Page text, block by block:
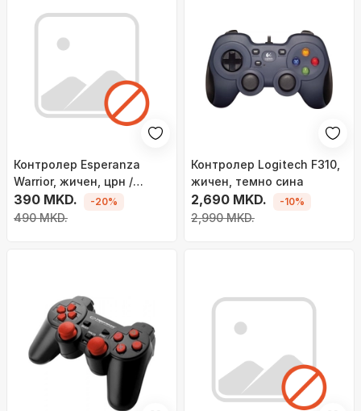
Контролер Esperanza
Warrior, жичен, црн /
црвен
390 MKD.
490 MKD.
-20%
Контролер Logitech F310,
жичен, темно сина
2,690 MKD.
2,990 MKD.
-10%